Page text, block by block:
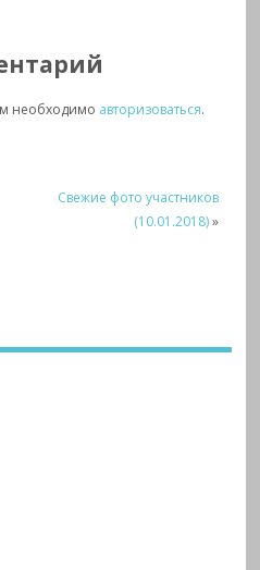
необходимо авторизоваться.
Свежие фото участников
(10.01.2018)»